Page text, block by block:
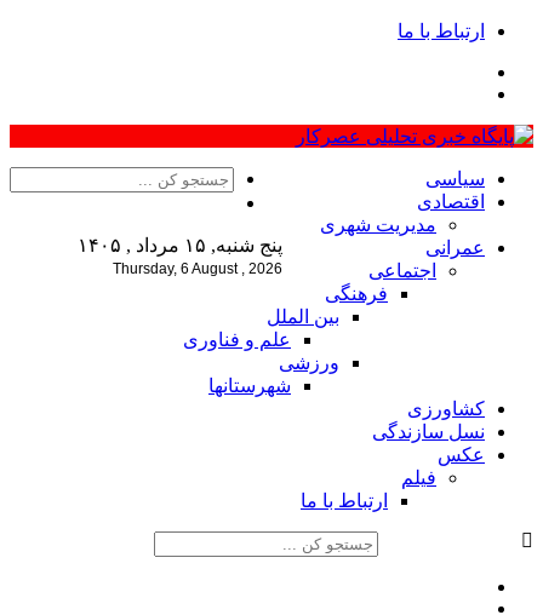
ارتباط با ما
پنج شنبه, ۱۵ مرداد , ۱۴۰۵
Thursday, 6 August , 2026
سیاسی
اقتصادی
مدیریت شهری
عمرانی
اجتماعی
فرهنگی
بین الملل
علم و فناوری
ورزشی
شهرستانها
کشاورزی
نسل سازندگی
عکس
فیلم
ارتباط با ما